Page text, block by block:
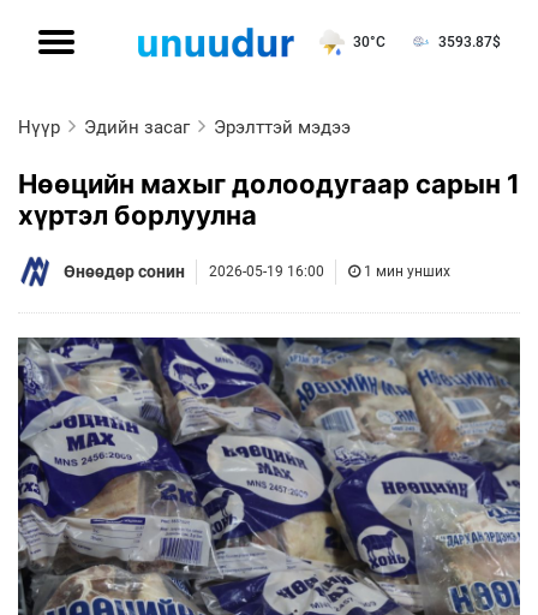
30°C 3593.87$
Нүүр Эдийн засаг Эрэлттэй мэдээ
Нөөцийн махыг долоодугаар сарын 1
хүртэл борлуулна
Өнөөдөр сонин 2026-05-19 16:00 1 мин унших